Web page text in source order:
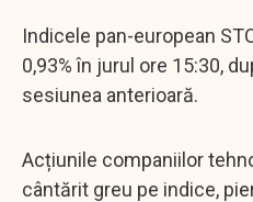
Indicele pan-european
0,93% în jurul ore 15:30,
sesiunea anterioară.
Acțiunile companiilor
cântărit greu pe indice,